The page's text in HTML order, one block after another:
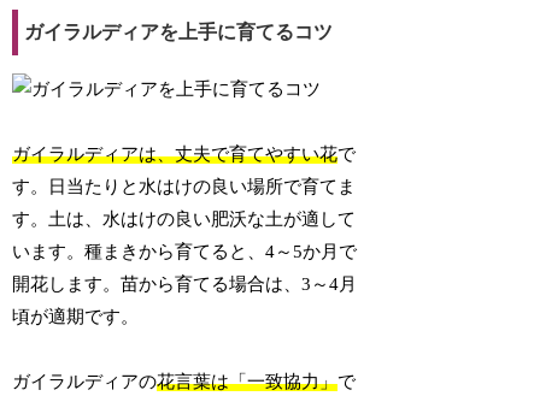
ガイラルディアを上手に育てるコツ
ガイラルディアは、丈夫で育てやすい花で
す。日当たりと水はけの良い場所で育てま
す。土は、水はけの良い肥沃な土が適して
います。種まきから育てると、4～5か月で
開花します。苗から育てる場合は、3～4月
頃が適期です。
ガイラルディアの花言葉は「一致協力」で